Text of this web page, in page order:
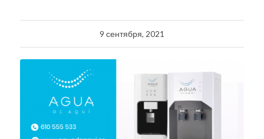
9 сентября, 2021